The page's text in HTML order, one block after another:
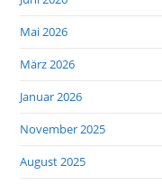
Mai 2026
März 2026
Januar 2026
November 2025
August 2025